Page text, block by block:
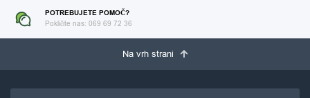
POTREBUJETE POMOČ?
Pokličite nas: 069 69 72 36
Na vrh strani